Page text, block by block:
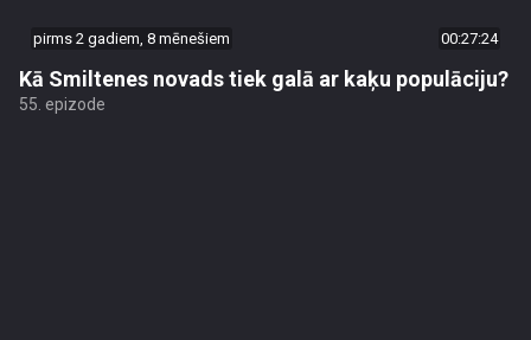
pirms 2 gadiem, 8 mēnešiem 00:27:24
Kā Smiltenes novads tiek galā ar kaķu populāciju?
55. epizode